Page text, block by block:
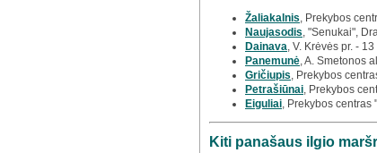
Žaliakalnis , Prekybos
Naujasodis , "Senukai",
Dainava , V. Krėvės pr. -
Panemunė , A. Smetonos
Gričiupis , Prekybos
Petrašiūnai , Prekybos
Eiguliai , Prekybos
Kiti panašaus ilgio